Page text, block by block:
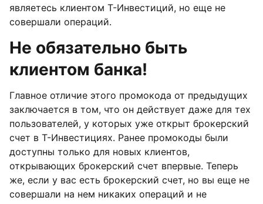
являетесь клиентом Т-Инвестиций, но еще не
совершали операций.
Не обязательно быть
клиентом банка!
Главное отличие этого промокода от предыдущих
заключается в том, что он действует даже для тех
пользователей, у которых уже открыт брокерский
счет в Т-Инвестициях. Ранее промокоды были
доступны только для новых клиентов,
открывающих брокерский счет впервые. Теперь
же, если у вас есть брокерский счет, но вы еще не
совершали на нем никаких операций и не